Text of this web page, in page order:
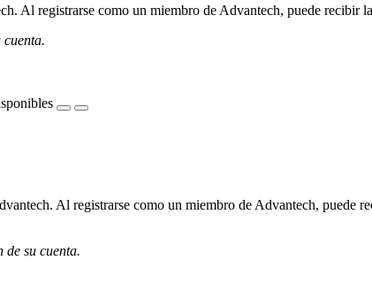
Al registrarse como un miembro de Advantech, puede recibir
Al registrarse como un miembro de Advantech, puede
su cuenta.